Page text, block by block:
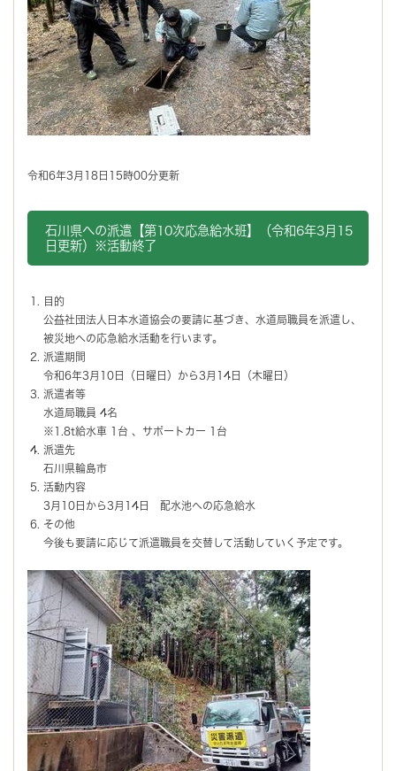
令和6年3月18日15時00分更新
石川県への派遣【第10次応急給水班】（令和6年3月15
日更新）※活動終了
目的
公益社団法人日本水道協会の要請に基づき、水道局職員を派遣し、
被災地への応急給水活動を行います。
派遣期間
令和6年3月10日（日曜日）から3月14日（木曜日）
派遣者等
水道局職員 4名
※1.8t給水車 1台 、サポートカー 1台
派遣先
石川県輪島市
活動内容
3月10日から3月14日 配水池への応急給水
その他
今後も要請に応じて派遣職員を交替して活動していく予定です。